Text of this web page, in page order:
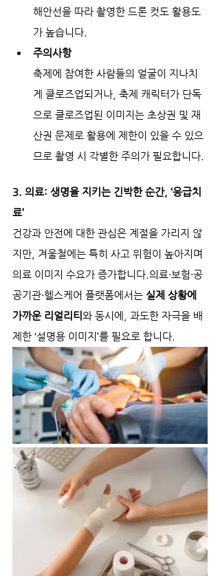
해안선을 따라 촬영한 드론 컷도 활용도
가 높습니다.
주의사항
축제에 참여한 사람들의 얼굴이 지나치
게 클로즈업되거나, 축제 캐릭터가 단독
으로 클로즈업된 이미지는 초상권 및 재
산권 문제로 활용에 제한이 있을 수 있으
므로 촬영 시 각별한 주의가 필요합니다.
3. 의료: 생명을 지키는 긴박한 순간, ‘응급치
료’
건강과 안전에 대한 관심은 계절을 가리지 않
지만, 겨울철에는 특히 사고 위험이 높아지며
의료 이미지 수요가 증가합니다.의료·보험·공
공기관·헬스케어 플랫폼에서는 실제 상황에
가까운 리얼리티 와 동시에, 과도한 자극을 배
제한 ‘설명용 이미지’를 필요로 합니다.